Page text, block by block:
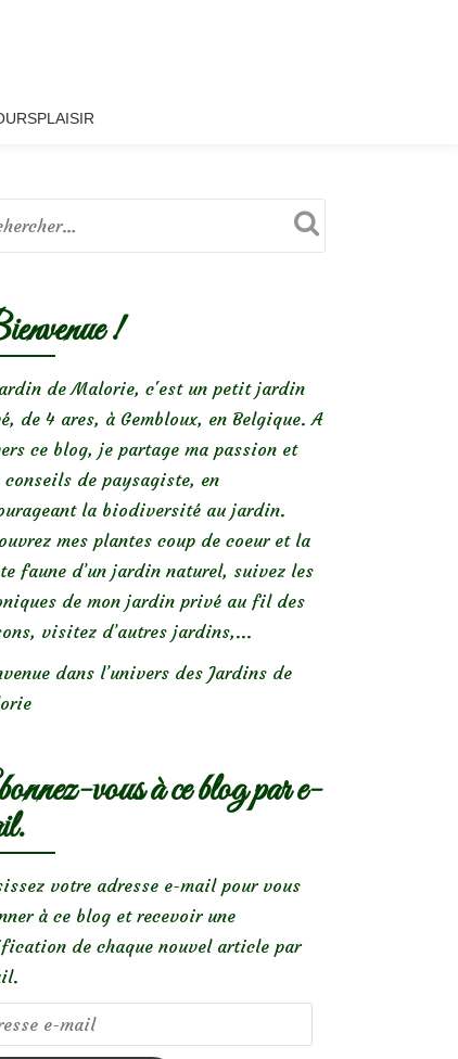
!
de Malorie, c'est un petit jardin
de 4 ares, à Gembloux, en Belgique. A
ce blog, je partage ma passion et
conseils de paysagiste, en
la biodiversité au jardin.
mes plantes coup de coeur et la
faune d’un jardin naturel, suivez les
de mon jardin privé au fil des
visitez d’autres jardins,...
dans l’univers des Jardins de
vous à ce blog par e-
votre adresse e-mail pour vous
à ce blog et recevoir une
de chaque nouvel article par